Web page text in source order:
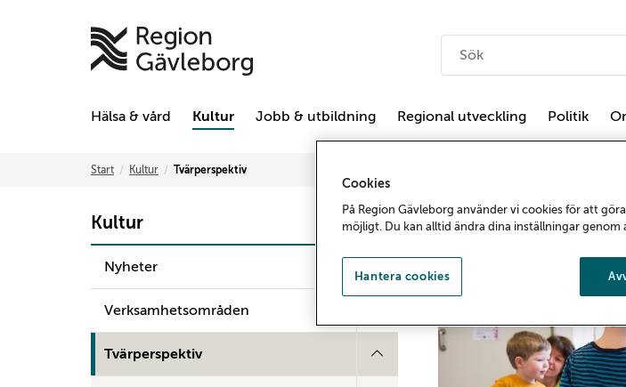
Hälsa & vård Kultur Jobb & utbildning Regional utveckling Politik
Start Kultur Tvärperspektiv
Kultur
Nyheter
Verksamhetsområden
Tvärperspektiv
Cookies
På Region Gävleborg använder vi cookies för att
möjligt. Du kan alltid ändra dina inställningar genom
Hantera cookies